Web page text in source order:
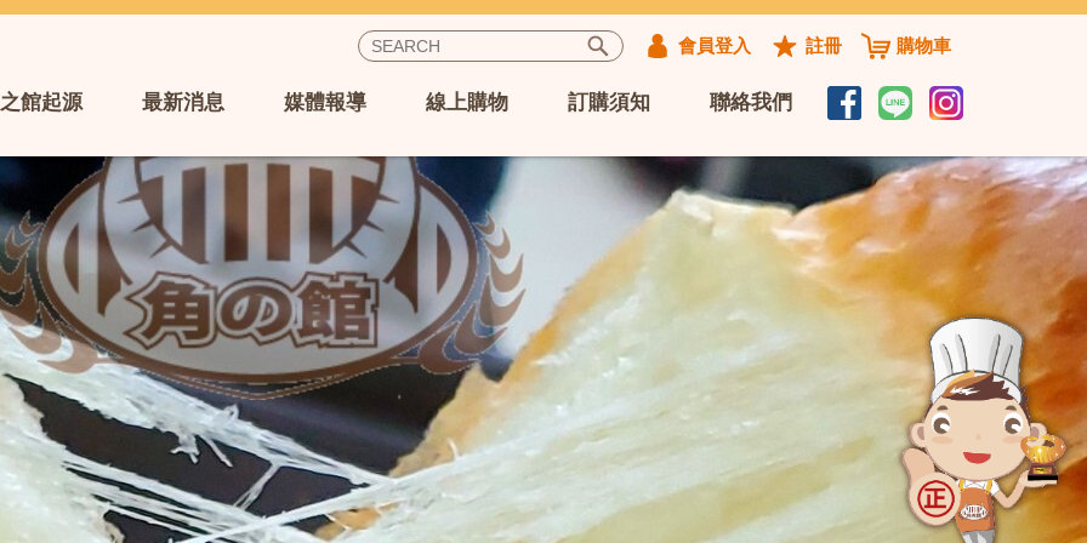
會員登入 註冊 購物車
館起源 最新消息 媒體報導 線上購物 訂購須知 聯絡我們